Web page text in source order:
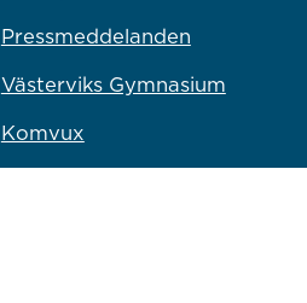
Pressmeddelanden
Västerviks Gymnasium
Komvux